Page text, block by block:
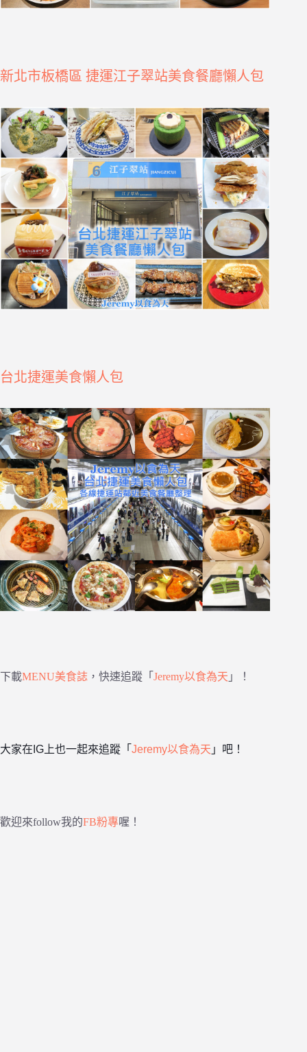
新北市板橋區 捷運江子翠站美食餐廳懶人包
台北捷運美食懶人包
下載MENU美食誌 ，快速追蹤「 Jeremy以食為天 」！
大家在IG上也一起來追蹤「 Jeremy以食為天 」吧！
歡迎來follow我的FB粉專喔！